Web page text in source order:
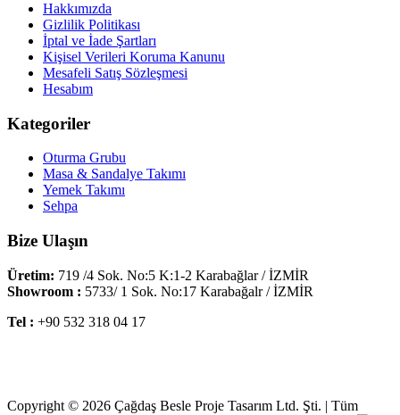
Hakkımızda
Gizlilik Politikası
İptal ve İade Şartları
Kişisel Verileri Koruma Kanunu
Mesafeli Satış Sözleşmesi
Hesabım
Kategoriler
Oturma Grubu
Masa & Sandalye Takımı
Yemek Takımı
Sehpa
Bize Ulaşın
Üretim: 719 /4 Sok. No:5 K:1-2 Karabağlar / İZMİR
Showroom : 5733/ 1 Sok. No:17 Karabağalr / İZMİR
Tel : +90 532 318 04 17
Copyright © 2026 Çağdaş Besle Proje Tasarım Ltd. Şti. | Tüm